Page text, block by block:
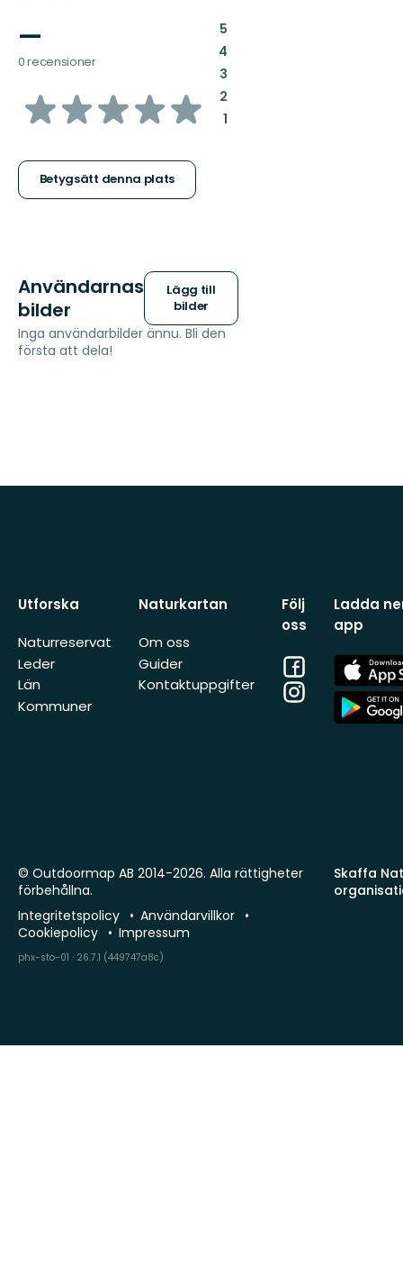
—
0 recensioner
av
stjärnor
Betygsätt denna plats
5:
4:
3:
2:
1:
Användarnas
bilder
Lägg till
bilder
Inga användarbilder ännu. Bli den
första att dela!
Utforska
Naturreservat
Leder
Län
Kommuner
Naturkartan
Om oss
Guider
Kontaktuppgifter
Följ
oss
Facebook
Instagram
Ladda
app
App
Store
App
Store
Skaffa
© Outdoormap AB 2014-2026. Alla rättigheter
förbehållna.
Integritetspolicy
Användarvillkor
Cookiepolicy
Impressum
phx-sto-01 · 26.7.1 (449747a8c)